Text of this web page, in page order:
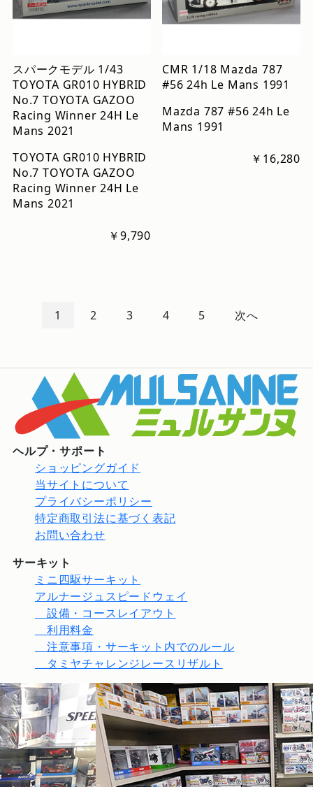
スパークモデル 1/43
TOYOTA GR010 HYBRID
No.7 TOYOTA GAZOO
Racing Winner 24H Le
Mans 2021
TOYOTA GR010 HYBRID
No.7 TOYOTA GAZOO
Racing Winner 24H Le
Mans 2021
￥9,790
CMR 1/18 Mazda 787
#56 24h Le Mans 1991
Mazda 787 #56 24h Le
Mans 1991
￥16,280
1 2 3 4 5 次へ
ヘルプ・サポート
ショッピングガイド
当サイトについて
プライバシーポリシー
特定商取引法に基づく表記
お問い合わせ
サーキット
ミニ四駆サーキット
アルナージュスピードウェイ
設備・コースレイアウト
利用料金
注意事項・サーキット内でのルール
タミヤチャレンジレースリザルト